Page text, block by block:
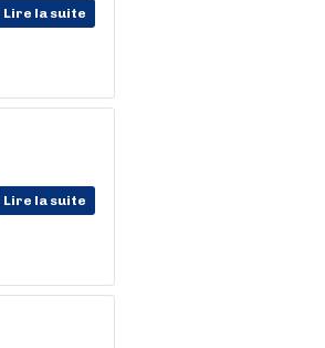
Lire la suite
Lire la suite